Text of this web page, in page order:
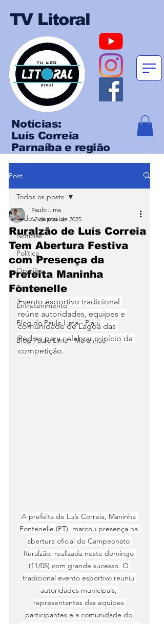
TV Litoral
Notícias:
Luís Correia
Parnaíba e região
Post
Todos os posts
Notícias
Política
Opinião
Esporte
Entretenimento
Blog do Paulo Lima - Piaui
Blog Paulo Lima - Maranhão
Todos os posts
Ruralzão de Luís Correia
Tem Abertura Festiva
com Presença da
Prefeita Maninha
Fontenelle
Paulo Lima
12 de mai. de 2025
Evento esportivo tradicional
reúne autoridades, equipes e
comunidade de Lagoa das
Pedras para celebrar o início da
competição.
A prefeita de Luís Correia, Maninha
Fontenelle (PT), marcou presença na
abertura oficial do Campeonato
Ruralzão, realizada neste domingo
(11/05) com grande sucesso. O
tradicional evento esportivo reuniu
autoridades municipais,
representantes das equipes
participantes e a comunidade do